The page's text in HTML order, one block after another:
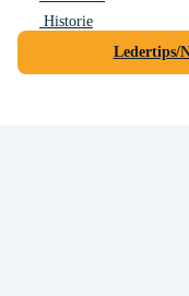
Historie
Ledertips/